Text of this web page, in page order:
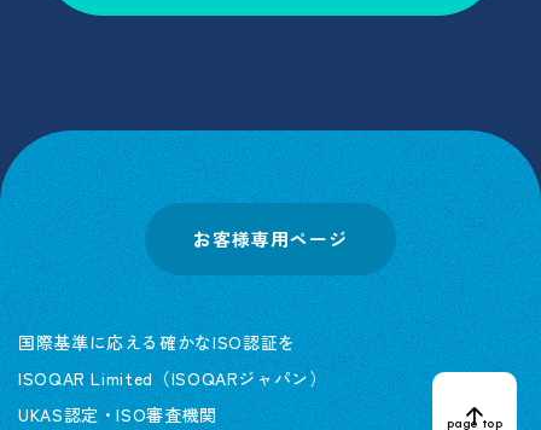
お客様専用ページ
国際基準に応える確かなISO認証を
ISOQAR Limited（ISOQARジャパン）
UKAS認定・ISO審査機関
page top